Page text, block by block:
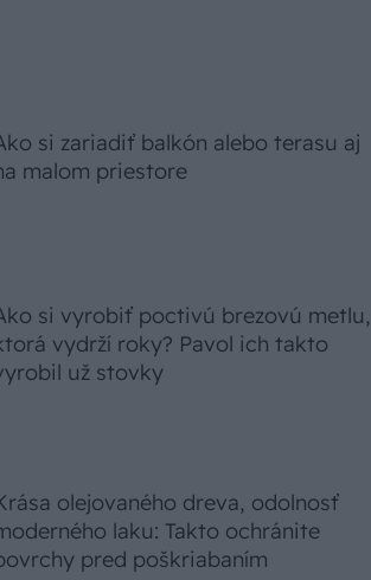
si zariadiť balkón alebo terasu aj
malom priestore
si vyrobiť poctivú brezovú metlu,
vydrží roky? Pavol ich takto
už stovky
olejovaného dreva, odolnosť
laku: Takto ochránite
pred poškriabaním